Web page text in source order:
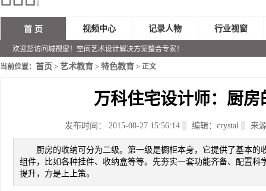
首 页
欢迎您访问城视窗！空间艺术设计解决方案整合专家！
视频中心 记录人物 行业视窗
当前位置： 首页 > 艺术教育 > 特色教育 > 正文
万科住宅设计师：厨房
发布时间： 2015-08-27 15:56:14 编辑：crystal 来
厨房的收纳可分为二级。第一级是橱柜本身，它提供了基本的
组件，比如各种挂件、收纳盒等等。先夯实一套功能齐备、配置科
提升，方是上上策。